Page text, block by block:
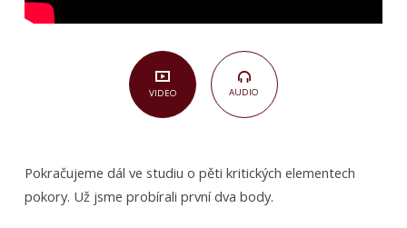
VIDEO AUDIO
Pokračujeme dál ve studiu o pěti kritických elementech
pokory. Už jsme probírali první dva body.